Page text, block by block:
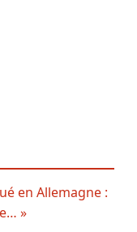
en Allemagne :
»